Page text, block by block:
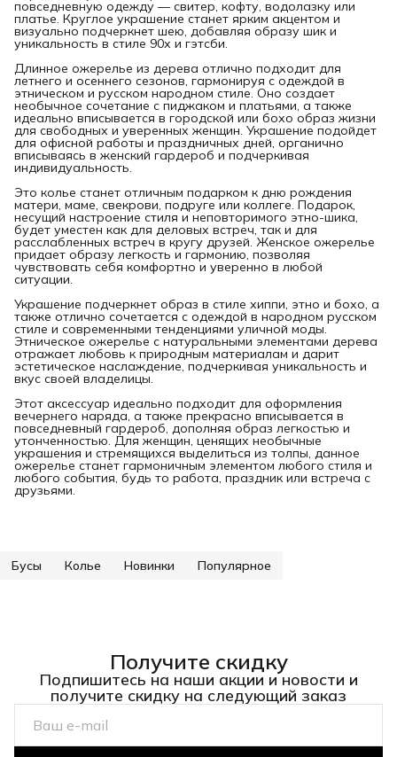
повседневную одежду — свитер, кофту, водолазку или
платье. Круглое украшение станет ярким акцентом и
визуально подчеркнет шею, добавляя образу шик и
уникальность в стиле 90х и гэтсби.
Длинное ожерелье из дерева отлично подходит для
летнего и осеннего сезонов, гармонируя с одеждой в
этническом и русском народном стиле. Оно создает
необычное сочетание с пиджаком и платьями, а также
идеально вписывается в городской или бохо образ жизни
для свободных и уверенных женщин. Украшение подойдет
для офисной работы и праздничных дней, органично
вписываясь в женский гардероб и подчеркивая
индивидуальность.
Это колье станет отличным подарком к дню рождения
матери, маме, свекрови, подруге или коллеге. Подарок,
несущий настроение стиля и неповторимого этно-шика,
будет уместен как для деловых встреч, так и для
расслабленных встреч в кругу друзей. Женское ожерелье
придает образу легкость и гармонию, позволяя
чувствовать себя комфортно и уверенно в любой
ситуации.
Украшение подчеркнет образ в стиле хиппи, этно и бохо, а
также отлично сочетается с одеждой в народном русском
стиле и современными тенденциями уличной моды.
Этническое ожерелье с натуральными элементами дерева
отражает любовь к природным материалам и дарит
эстетическое наслаждение, подчеркивая уникальность и
вкус своей владелицы.
Этот аксессуар идеально подходит для оформления
вечернего наряда, а также прекрасно вписывается в
повседневный гардероб, дополняя образ легкостью и
утонченностью. Для женщин, ценящих необычные
украшения и стремящихся выделиться из толпы, данное
ожерелье станет гармоничным элементом любого стиля и
любого события, будь то работа, праздник или встреча с
друзьями.
Бусы Колье Новинки Популярное
Получите скидку
Подпишитесь на наши акции и новости и
получите скидку на следующий заказ